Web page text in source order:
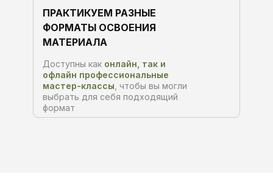
ПРАКТИКУЕМ РАЗНЫЕ
ФОРМАТЫ ОСВОЕНИЯ
МАТЕРИАЛА
Доступны как онлайн, так и
офлайн профессиональные
мастер-классы , чтобы вы могли
выбрать для себя подходящий
формат